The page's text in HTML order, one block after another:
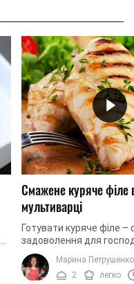
Смажене куряче філе
мультиварці
Готувати куряче філе –
задоволення для
особливо, якщо
мультиварку. Попри
страва виходить дуже
Марина Петрушенко
2
легко